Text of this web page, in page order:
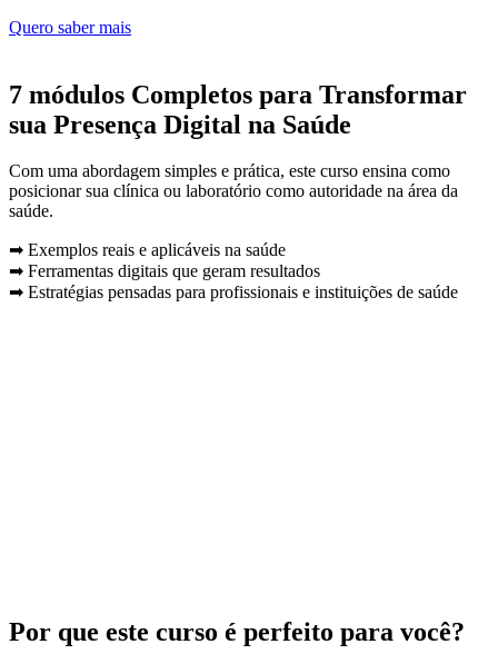
Quero saber mais
7 módulos Completos para Transformar
sua Presença Digital na Saúde
Com uma abordagem simples e prática, este curso ensina como
posicionar sua clínica ou laboratório como autoridade na área da
saúde.
➡ Exemplos reais e aplicáveis na saúde
➡ Ferramentas digitais que geram resultados
➡ Estratégias pensadas para profissionais e instituições de saúde
Por que este curso é perfeito para você?